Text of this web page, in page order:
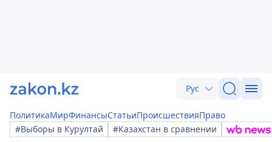
Рус
ПолитикаМирФинансыСтатьиПроисшествияПраво
#Выборы в Курултай
#Казахстан в сравнении